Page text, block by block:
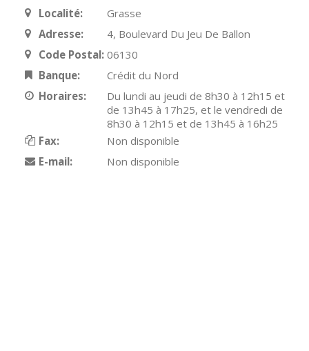
Localité:
Grasse
Adresse:
4, Boulevard Du Jeu De Ballon
Code Postal: 06130
Banque:
Crédit du Nord
Horaires:
Du lundi au jeudi de 8h30 à 12h15 et
de 13h45 à 17h25, et le vendredi de
8h30 à 12h15 et de 13h45 à 16h25
Fax:
Non disponible
E-mail:
Non disponible